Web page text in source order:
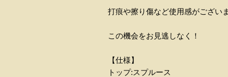
打痕や擦り傷など使用感がございま
この機会をお見逃しなく！
【仕様】
トップ:スプルース